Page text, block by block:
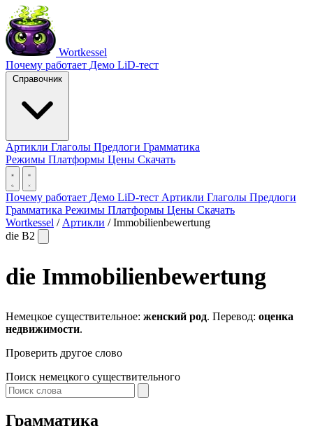
Wortkessel
Почему работает Демо LiD-тест
Справочник
Артикли Глаголы Предлоги Грамматика
Режимы Платформы Цены Скачать
Почему работает Демо LiD-тест Артикли Глаголы Предлоги
Грамматика Режимы Платформы Цены Скачать
Wortkessel / Артикли / Immobilienbewertung
die B2
die Immobilienbewertung
Немецкое существительное: женский род. Перевод: оценка
недвижимости.
Проверить другое слово
Поиск немецкого существительного
Грамматика